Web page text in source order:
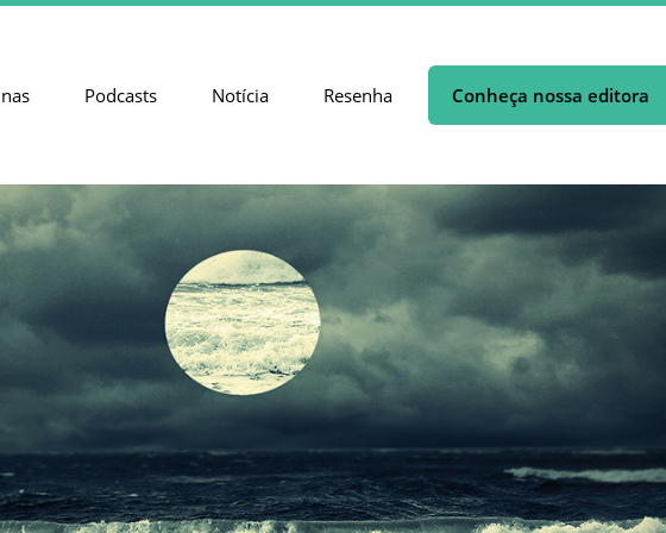
Podcasts Notícia Resenha Conheça nossa editora